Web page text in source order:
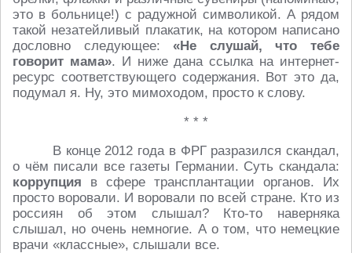
это в больнице!) с радужной символикой. А рядом
такой незатейливый плакатик, на котором написано
дословно следующее:«Не слушай, что тебе
говорит мама». И ниже дана ссылка на интернет-
ресурс соответствующего содержания. Вот это да,
подумал я. Ну, это мимоходом, просто к слову.
* * *
В конце 2012 года в ФРГ разразился скандал,
о чём писали все газеты Германии. Суть скандала:
коррупция в сфере трансплантации органов. Их
просто воровали. И воровали по всей стране. Кто из
россиян об этом слышал? Кто-то наверняка
слышал, но очень немногие. А о том, что немецкие
врачи «классные», слышали все.